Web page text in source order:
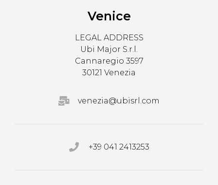
Venice
LEGAL ADDRESS
Ubi Major S.r.l.
Cannaregio 3597
30121 Venezia
venezia@ubisrl.com
+39 041 2413253